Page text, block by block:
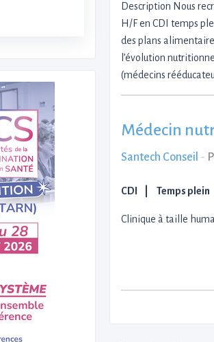
Description Nous
H/F en CDI temps
des plans
l’évolution
(médecins
Médecin
Santech Conseil -
CDI Temps plein
Clinique à taille